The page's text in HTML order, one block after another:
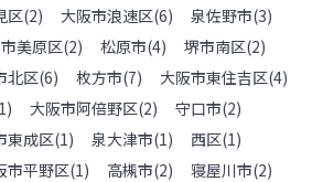
区(2) 大阪市浪速区(6) 泉佐野市(3)
美原区(2) 松原市(4) 堺市南区(2)
北区(6) 枚方市(7) 大阪市東住吉区(4)
1) 大阪市阿倍野区(2) 守口市(2)
東成区(1) 泉大津市(1) 西区(1)
市平野区(1) 高槻市(2) 寝屋川市(2)